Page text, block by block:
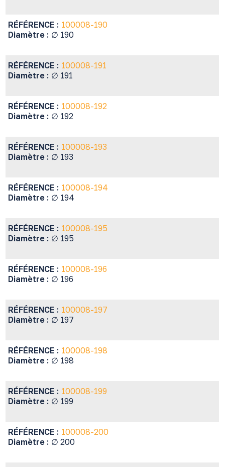
RÉFÉRENCE : 100008-190
Diamètre : ∅ 190
RÉFÉRENCE : 100008-191
Diamètre : ∅ 191
RÉFÉRENCE : 100008-192
Diamètre : ∅ 192
RÉFÉRENCE : 100008-193
Diamètre : ∅ 193
RÉFÉRENCE : 100008-194
Diamètre : ∅ 194
RÉFÉRENCE : 100008-195
Diamètre : ∅ 195
RÉFÉRENCE : 100008-196
Diamètre : ∅ 196
RÉFÉRENCE : 100008-197
Diamètre : ∅ 197
RÉFÉRENCE : 100008-198
Diamètre : ∅ 198
RÉFÉRENCE : 100008-199
Diamètre : ∅ 199
RÉFÉRENCE : 100008-200
Diamètre : ∅ 200